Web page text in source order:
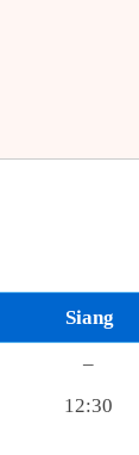
Siang
–
12:30